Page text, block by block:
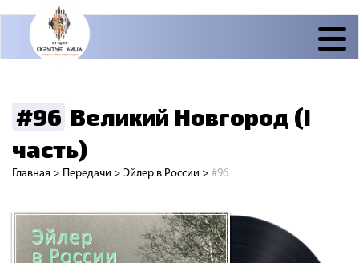
#96 Великий Новгород (I
часть)
Главная > Передачи > Эйлер в России > #96